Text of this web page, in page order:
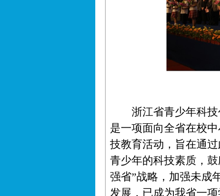
浙江省青少年科技
是一项面向全省在校
技教育活动，旨在通
青少年的科技素质，
强省”战略，加强未成
发展，已成为我省一